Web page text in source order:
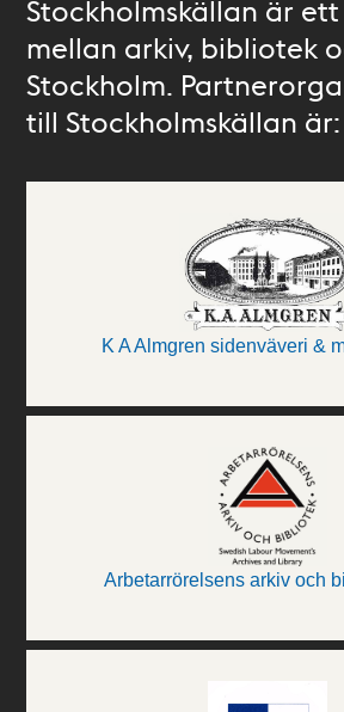
Stockholmskällan är
mellan arkiv, bibliotek
Stockholm.
till Stockholmskällan är:
K A Almgren sidenväveri &
Arbetarrörelsens arkiv och